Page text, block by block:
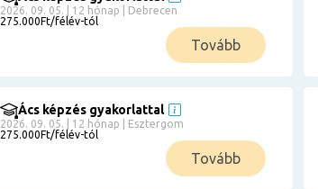
2026. 09. 05. | 12 hónap | Debrecen
275.000Ft/félév-tól
Tovább
Ács képzés gyakorlattal
2026. 09. 05. | 12 hónap | Esztergom
275.000Ft/félév-tól
Tovább